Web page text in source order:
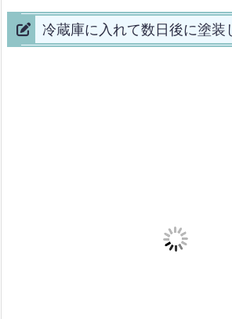
冷蔵庫に入れて数日後に塗装